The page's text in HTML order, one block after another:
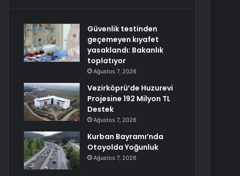
Güvenlik testinden
geçemeyen kıyafet
yasaklandı: Bakanlık
toplatıyor
Ağustos 7, 2026
Vezirköprü’de Huzurevi
Projesine 192 Milyon TL
Destek
Ağustos 7, 2026
Kurban Bayramı’nda
Otoyolda Yoğunluk
Ağustos 7, 2026